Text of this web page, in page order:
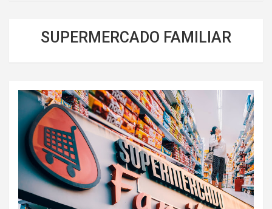
SUPERMERCADO FAMILIAR